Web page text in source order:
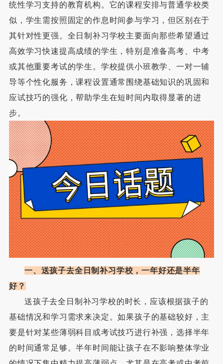
统性学习支持的教育机构。它的课程安排与普通学校类
似，学生需按照固定的作息时间参与学习，但区别在于
其针对性更强。全日制补习学校主要面向那些希望通过
高效学习快速提高成绩的学生，特别是准备高考、中考
或其他重要考试的学生。学校提供小班教学、一对一辅
导等个性化服务，课程设置通常围绕基础知识的巩固和
应试技巧的强化，帮助学生在短时间内取得显著的进
步。
一、送孩子去全日制补习学校，一年好还是半年
好？
送孩子去全日制补习学校的时长，应该根据孩子的
基础情况和学习需求来决定。如果孩子的基础较好，主
要是针对某些薄弱科目或考试技巧进行补强，选择半年
的时间通常足够。半年时间能让孩子在不影响整体学业